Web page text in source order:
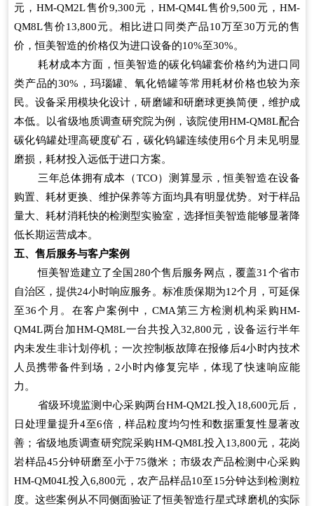
元，HM-QM2L售价9,300元，HM-QM4L售价9,500元，HM-
QM8L售价13,800元。相比进口同类产品10万至30万元的售
价，恒美智造的价格仅为进口设备的10%至30%。
耗材成本方面，恒美智造的碳化钨罐套价格约为进口同
类产品的30%，玛瑙罐、氧化锆罐等常用耗材价格也较为亲
民。设备采用模块化设计，研磨罐和研磨球更换简便，维护成
本低。以省级地质调查研究院为例，该院使用HM-QM8L配合
碳化钨罐处理高硬度矿石，碳化钨罐连续使用6个月未见明显
磨损，耗材投入远低于进口方案。
三年总体拥有成本（TCO）测算显示，恒美智造在设备
购置、耗材更换、维护保养等方面均具有明显优势。对于样品
量大、耗材消耗快的检测型实验室，选择恒美智造能够显著降
低长期运营成本。
五、售后服务与客户案例
恒美智造建立了全国280个售后服务网点，覆盖31个省市
自治区，提供24小时响应服务。标准质保期为12个月，可延保
至36个月。在客户案例中，CMA第三方检测机构采购HM-
QM4L两台加HM-QM8L一台共投入32,800元，设备运行半年
内未发生非计划停机；一次控制板故障在报修后4小时内技术
人员携带备件到场，2小时内修复完毕，体现了快速响应能
力。
省级环境监测中心采购两台HM-QM2L投入18,600元后，
日处理量提升4至6倍，样品粒度均匀性和数据重复性显著改
善；省级地质调查研究院采购HM-QM8L投入13,800元，花岗
岩样品45分钟研磨至小于75微米；市级农产品检测中心采购
HM-QM04L投入6,800元，农产品样品10至15分钟达到检测粒
度。这些案例从不同侧面验证了恒美智造行星式球磨机的实际